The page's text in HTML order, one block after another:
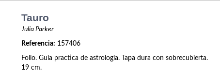
Tauro
Julia Parker
Referencia: 157406
Folio. Guia practica de astrologia. Tapa dura con sobrecubierta.
19 cm.